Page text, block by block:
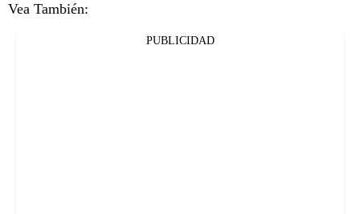
Vea También:
PUBLICIDAD